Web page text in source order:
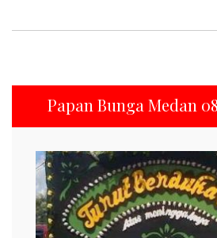
Papan Bunga Medan